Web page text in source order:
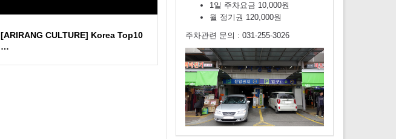
[ARIRANG CULTURE] Korea Top10
…
1일 주차요금 10,000원
월 정기권 120,000원
주차관련 문의 : 031-255-3026